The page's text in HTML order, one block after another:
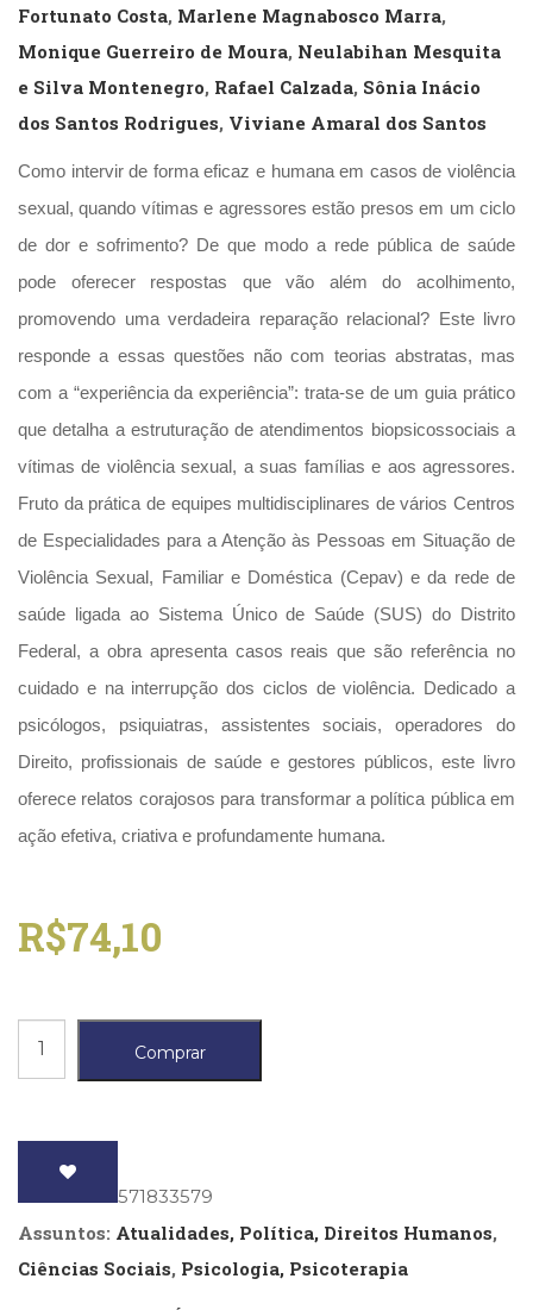
terapia
Jornalismo
(57)
LGBTQIA+
Literatura
Erótica
(11)
Literatura,
Ficção,
(69)
Obras
referência
(48)
PNL
Neurolingüística)
(41)
(200)
Psicologia,
Psicoterapia
Publicidade,
Propaganda
Marketing
(33)
Puericultura
Relações
Públicas
Religião,
Filosofia
(63)
Sem
categoria
Fortunato Costa, Marlene Magnabosco Marra,
Monique Guerreiro de Moura, Neulabihan Mesquita
e Silva Montenegro, Rafael Calzada, Sônia Inácio
dos Santos Rodrigues, Viviane Amaral dos Santos
Como intervir de forma eficaz e humana em casos de violência
sexual, quando vítimas e agressores estão presos em um ciclo
de dor e sofrimento? De que modo a rede pública de saúde
pode oferecer respostas que vão além do acolhimento,
promovendo uma verdadeira reparação relacional? Este livro
responde a essas questões não com teorias abstratas, mas
com a “experiência da experiência”: trata-se de um guia prático
que detalha a estruturação de atendimentos biopsicossociais a
vítimas de violência sexual, a suas famílias e aos agressores.
Fruto da prática de equipes multidisciplinares de vários Centros
de Especialidades para a Atenção às Pessoas em Situação de
Violência Sexual, Familiar e Doméstica (Cepav) e da rede de
saúde ligada ao Sistema Único de Saúde (SUS) do Distrito
Federal, a obra apresenta casos reais que são referência no
cuidado e na interrupção dos ciclos de violência. Dedicado a
psicólogos, psiquiatras, assistentes sociais, operadores do
Direito, profissionais de saúde e gestores públicos, este livro
oferece relatos corajosos para transformar a política pública em
ação efetiva, criativa e profundamente humana.
R$74,10
Violência
Comprar
: 9788571833579
Assuntos: Atualidades, Política, Direitos Humanos,
Ciências Sociais, Psicologia, Psicoterapia